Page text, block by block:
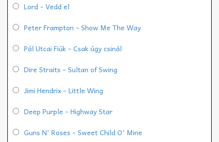
Lord - Vedd el
Peter Frampton - Show Me The Way
Pál Utcai Fiúk - Csak úgy csinál
Dire Straits - Sultan of Swing
Jimi Hendrix - Little Wing
Deep Purple - Highway Star
Guns N' Roses - Sweet Child O' Mine